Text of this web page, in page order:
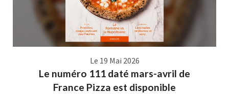
Le 19 Mai 2026
Le numéro 111 daté mars-avril de
France Pizza est disponible